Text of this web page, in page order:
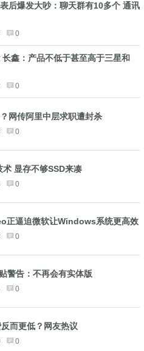
后爆发大吵：聊天群有10多个 通讯
0
鑫：产品不低于甚至高于三星和
0
网传阿里中层求职遭封杀
0
显存不够SSD来凑
0
正逼迫微软让Windows系统更高效
0
警告：不再会有实体版
0
而更低？网友热议
0